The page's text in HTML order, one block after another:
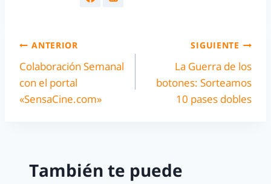
ANTERIOR
Colaboración Semanal
con el portal
«SensaCine.com»
SIGUIENTE
La Guerra de los
botones: Sorteamos
10 pases dobles
También te puede